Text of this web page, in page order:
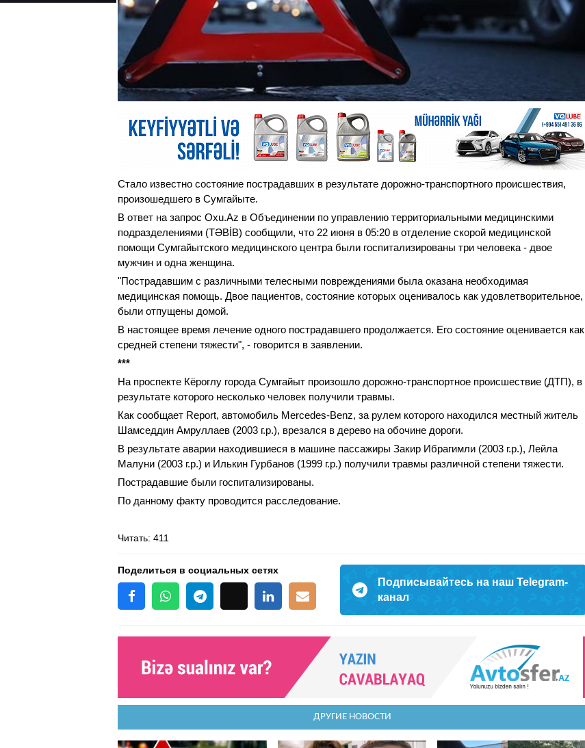
Стало известно состояние пострадавших в результате дорожно-транспортного происшествия,
произошедшего в Сумгайыте.
В ответ на запрос Oxu.Az в Объединении по управлению территориальными медицинскими
подразделениями (TƏBİB) сообщили, что 22 июня в 05:20 в отделение скорой медицинской
помощи Сумгайытского медицинского центра были госпитализированы три человека - двое
мужчин и одна женщина.
"Пострадавшим с различными телесными повреждениями была оказана необходимая
медицинская помощь. Двое пациентов, состояние которых оценивалось как удовлетворительное,
были отпущены домой.
В настоящее время лечение одного пострадавшего продолжается. Его состояние оценивается как
средней степени тяжести", - говорится в заявлении.
***
На проспекте Кёроглу города Сумгайыт произошло дорожно-транспортное происшествие (ДТП), в
результате которого несколько человек получили травмы.
Как сообщает Report, автомобиль Mercedes-Benz, за рулем которого находился местный житель
Шамседдин Амруллаев (2003 г.р.), врезался в дерево на обочине дороги.
В результате аварии находившиеся в машине пассажиры Закир Ибрагимли (2003 г.р.), Лейла
Малуни (2003 г.р.) и Илькин Гурбанов (1999 г.р.) получили травмы различной степени тяжести.
Пострадавшие были госпитализированы.
По данному факту проводится расследование.
Читать: 411
Поделиться в социальных сетях
Подписывайтесь на наш Telegram-
канал
ДРУГИЕ НОВОСТИ